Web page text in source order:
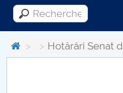
Menu
Hotărâri Senat